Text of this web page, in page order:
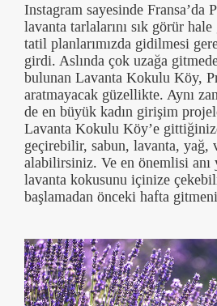
Instagram sayesinde Fransa’da
lavanta tarlalarını sık görür
tatil planlarımızda gidilmesi
girdi. Aslında çok uzağa
bulunan Lavanta Kokulu Köy,
aratmayacak güzellikte. Aynı
de en büyük kadın girişim
Lavanta Kokulu Köy’e
geçirebilir, sabun, lavanta, yağ,
alabilirsiniz. Ve en önemlisi anı
lavanta kokusunu içinize
başlamadan önceki hafta